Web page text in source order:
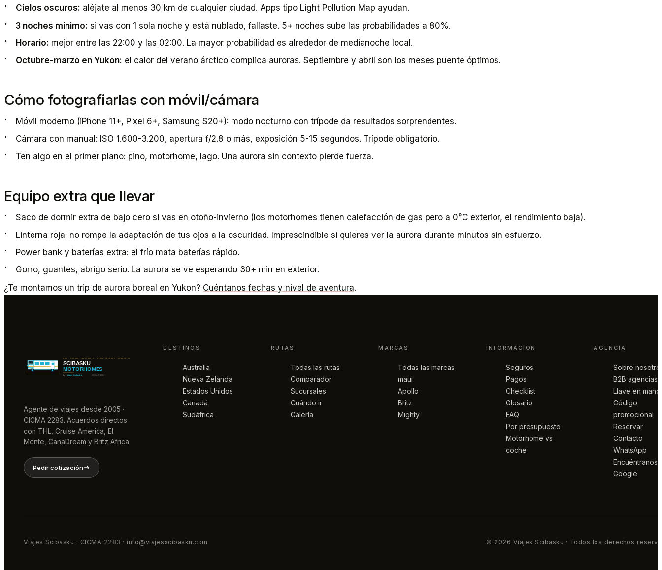
Cielos oscuros: aléjate al menos 30 km de cualquier ciudad. Apps tipo Light Pollution Map ayudan.
3 noches mínimo: si vas con 1 sola noche y está nublado, fallaste. 5+ noches sube las probabilidades a 80%.
Horario: mejor entre las 22:00 y las 02:00. La mayor probabilidad es alrededor de medianoche local.
Octubre-marzo en Yukon: el calor del verano árctico complica auroras. Septiembre y abril son los meses puente óptimos.
Cómo fotografiarlas con móvil/cámara
Móvil moderno (iPhone 11+, Pixel 6+, Samsung S20+): modo nocturno con trípode da resultados sorprendentes.
Cámara con manual: ISO 1.600-3.200, apertura f/2.8 o más, exposición 5-15 segundos. Trípode obligatorio.
Ten algo en el primer plano: pino, motorhome, lago. Una aurora sin contexto pierde fuerza.
Equipo extra que llevar
Saco de dormir extra de bajo cero si vas en otoño-invierno (los motorhomes tienen calefacción de gas pero a 0°C exterior, el rendimiento baja).
Linterna roja: no rompe la adaptación de tus ojos a la oscuridad. Imprescindible si quieres ver la aurora durante minutos sin esfuerzo.
Power bank y baterías extra: el frío mata baterías rápido.
Gorro, guantes, abrigo serio. La aurora se ve esperando 30+ min en exterior.
¿Te montamos un trip de aurora boreal en Yukon? Cuéntanos fechas y nivel de aventura.
Agente de viajes desde 2005 ·
CICMA 2283. Acuerdos directos
con THL, Cruise America, El
Monte, CanaDream y Britz Africa.
Pedir cotización
DESTINOS
Australia
Nueva Zelanda
Estados Unidos
Canadá
Sudáfrica
RUTAS
Todas las rutas
Comparador
Sucursales
Cuándo ir
Galería
MARCAS
Todas las marcas
maui
Apollo
Britz
Mighty
INFORMACIÓN
Seguros
Pagos
Checklist
Glosario
FAQ
Por presupuesto
Motorhome vs
coche
AGENCIA
Sobre
B2B agencias
Llave en mano
Código
promocional
Reservar
Contacto
WhatsApp
Encuéntranos
Google
Viajes Scibasku · CICMA 2283 · info@viajesscibasku.com © 2026 Viajes Scibasku · Todos los derechos